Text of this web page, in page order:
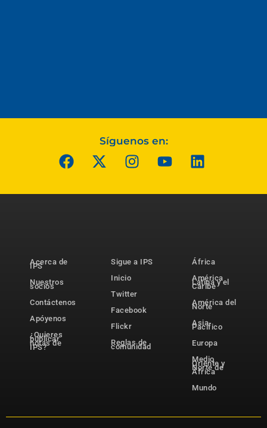
Síguenos en:
Acerca de
IPS
Nuestros
socios
Contáctenos
Apóyenos
¿Quieres
publicar
notas de
IPS?
Sigue a IPS
Inicio
Twitter
Facebook
Flickr
Reglas de
comunidad
África
América
Latina y el
Caribe
América del
Norte
Asia-
Pacífico
Europa
Medio
Oriente y
Norte de
África
Mundo